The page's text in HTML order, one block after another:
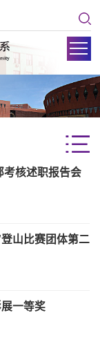
考核述职报告会
山比赛团体第二
一等奖